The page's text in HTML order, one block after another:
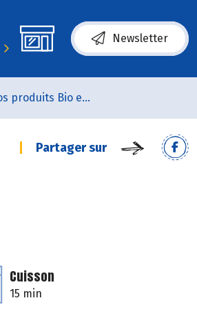
Newsletter
Nos produits Bio et Locaux
Partager sur
Cuisson
15 min